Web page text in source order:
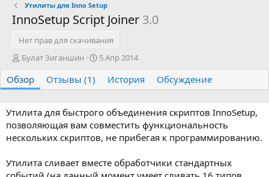
Утилиты для Inno Setup
InnoSetup Script Joiner 3.0
Нет прав для скачивания
А
т
о
р
Булат Зиганшин
Д
а
с
о
з
а
и
5 Апр 2014
Обзор Отзывы (1) История Обсуждение
Утилита для быстрого объединения скриптов InnoSetup,
позволяющая вам совместить функциональность
нескольких скриптов, не прибегая к программированию.
Утилита сливает вместе обработчики стандартных